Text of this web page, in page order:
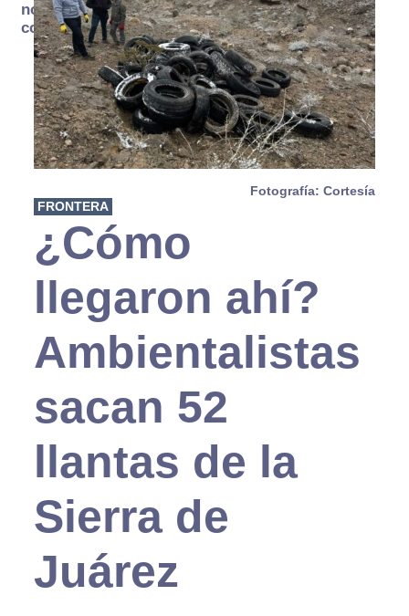
no se
consume
Fotografía: Cortesía
FRONTERA
¿Cómo
llegaron ahí?
Ambientalistas
sacan 52
llantas de la
Sierra de
Juárez